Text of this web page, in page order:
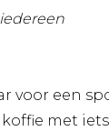
voor een
met